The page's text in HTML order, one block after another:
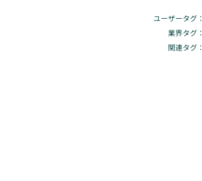
ユーザータグ：
業界タグ：
関連タグ：